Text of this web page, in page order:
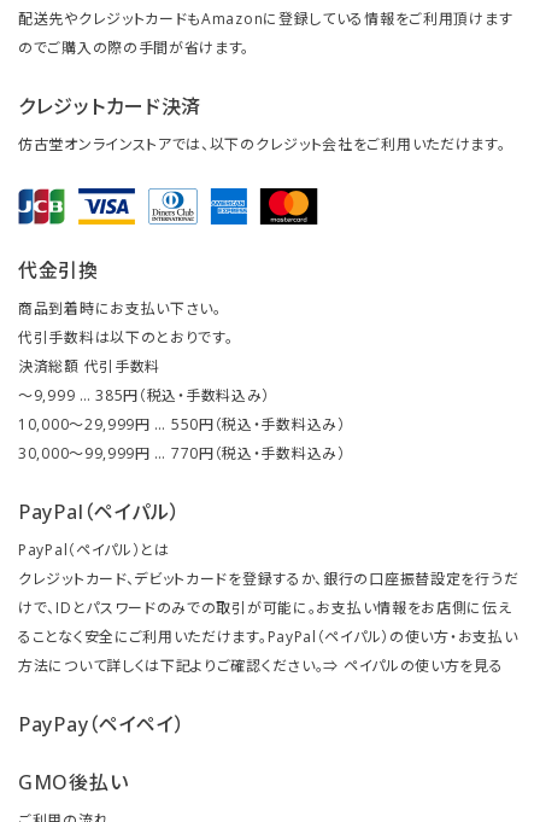
配送先やクレジットカードもAmazonに登録している情報をご利用頂けます
のでご購入の際の手間が省けます。
クレジットカード決済
仿古堂オンラインストアでは、以下のクレジット会社をご利用いただけます。
代金引換
商品到着時にお支払い下さい。
代引手数料は以下のとおりです。
決済総額 代引手数料
～9,999 … 385円（税込・手数料込み）
10,000～29,999円 … 550円（税込・手数料込み）
30,000～99,999円 … 770円（税込・手数料込み）
PayPal（ペイパル）
PayPal（ペイパル）とは
クレジットカード、デビットカードを登録するか、銀行の口座振替設定を行うだ
けで、IDとパスワードのみでの取引が可能に。お支払い情報をお店側に伝え
ることなく安全にご利用いただけます。PayPal（ペイパル）の使い方・お支払い
方法について詳しくは下記よりご確認ください。⇒ ペイパルの使い方を見る
PayPay（ペイペイ）
GMO後払い